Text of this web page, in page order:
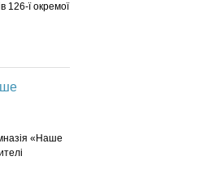
126-ї окремої
«Наше